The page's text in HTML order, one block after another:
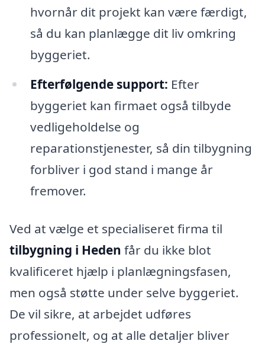
hvornår dit projekt kan være færdigt,
så du kan planlægge dit liv omkring
byggeriet.
Efterfølgende support: Efter
byggeriet kan firmaet også tilbyde
vedligeholdelse og
reparationstjenester, så din tilbygning
forbliver i god stand i mange år
fremover.
Ved at vælge et specialiseret firma til
tilbygning i Heden får du ikke blot
kvalificeret hjælp i planlægningsfasen,
men også støtte under selve byggeriet.
De vil sikre, at arbejdet udføres
professionelt, og at alle detaljer bliver